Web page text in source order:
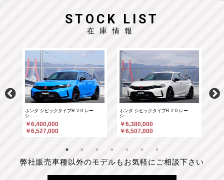
STOCK LIST
在庫情報
ホンダ シビックタイプR 2.0 レー
シ……
￥6,400,000
￥6,527,000
ホンダ シビックタイプR 2.0 レー
シ……
￥6,380,000
￥6,507,000
弊社販売車種以外のモデルもお気軽にご相談下さい